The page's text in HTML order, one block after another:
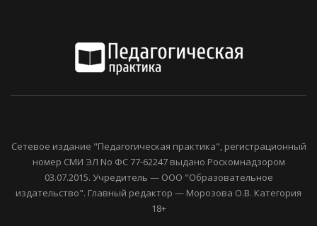
Сетевое издание "Педагогическая практика", регистрационный
номер СМИ ЭЛ No ФС 77-62247 выдано Роскомнадзором
03.07.2015. Учредитель — ООО "Образовательное
издательство". Главный редактор — Морозова О.В. Категория
18+